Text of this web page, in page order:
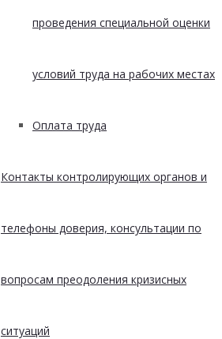
проведения специальной оценки
условий труда на рабочих местах
Оплата труда
Контакты контролирующих органов и
телефоны доверия, консультации по
вопросам преодоления кризисных
ситуаций